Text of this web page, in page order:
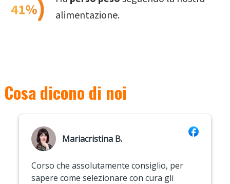
alimentazione.
Cosa dicono di noi